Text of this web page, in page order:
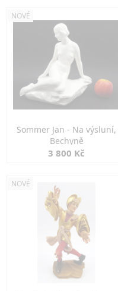
NOVÉ
Sommer Jan - Na výsluní,
Bechyně
3 800 Kč
NOVÉ